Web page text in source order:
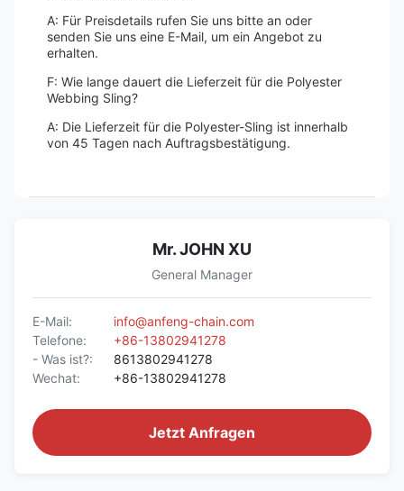
A: Für Preisdetails rufen Sie uns bitte an oder
senden Sie uns eine E-Mail, um ein Angebot zu
erhalten.
F: Wie lange dauert die Lieferzeit für die Polyester
Webbing Sling?
A: Die Lieferzeit für die Polyester-Sling ist innerhalb
von 45 Tagen nach Auftragsbestätigung.
Mr. JOHN XU
General Manager
E-Mail:
info@anfeng-chain.com
Telefone:
+86-13802941278
- Was ist?:
8613802941278
Wechat:
+86-13802941278
Jetzt Anfragen